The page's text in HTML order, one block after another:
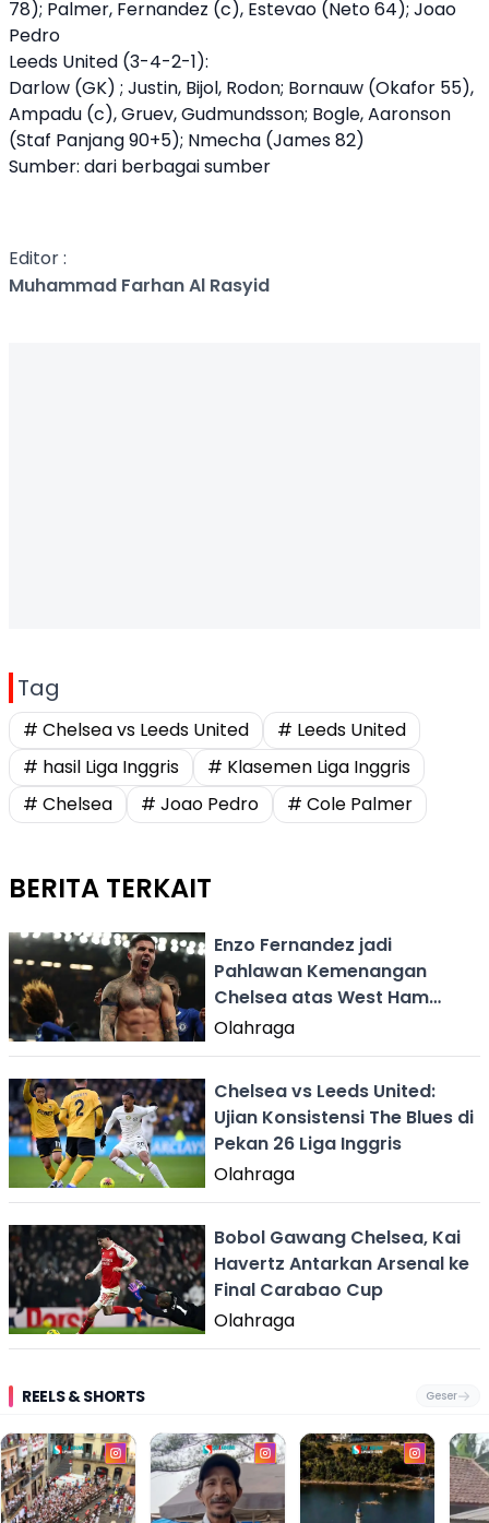
78); Palmer, Fernandez (c), Estevao (Neto 64); Joao
Pedro
Leeds United (3-4-2-1):
Darlow (GK) ; Justin, Bijol, Rodon; Bornauw (Okafor 55),
Ampadu (c), Gruev, Gudmundsson; Bogle, Aaronson
(Staf Panjang 90+5); Nmecha (James 82)
Sumber: dari berbagai sumber
Editor :
Muhammad Farhan Al Rasyid
Tag
# Chelsea vs Leeds United
# Leeds United
# hasil Liga Inggris
# Klasemen Liga Inggris
# Chelsea
# Joao Pedro # Cole Palmer
BERITA TERKAIT
Enzo Fernandez jadi
Pahlawan Kemenangan
Chelsea atas West Ham
United
Olahraga
Chelsea vs Leeds United:
Ujian Konsistensi The Blues di
Pekan 26 Liga Inggris
Olahraga
Bobol Gawang Chelsea, Kai
Havertz Antarkan Arsenal ke
Final Carabao Cup
Olahraga
REELS & SHORTS Geser